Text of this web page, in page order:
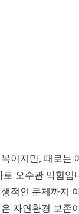
이지만, 때로는
오수관 막힘입
적인 문제까지
자연환경 보존